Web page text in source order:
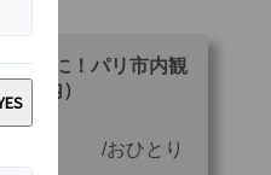
ままに！パリ市内観
案内）
おひとり